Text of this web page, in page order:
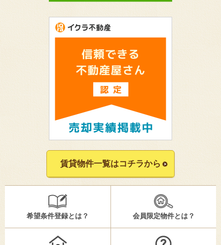
賃貸物件一覧はコチラから
希望条件登録とは？ 会員限定物件とは？